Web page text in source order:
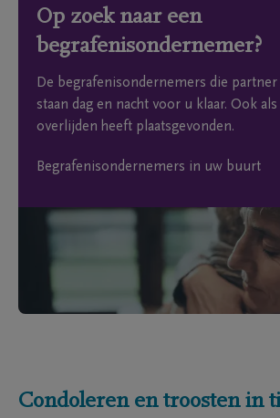
Op zoek naar een
begrafenisondernemer?
De begrafenisondernemers die
staan dag en nacht voor u klaar. Ook
overlijden heeft plaatsgevonden.
Begrafenisondernemers in uw buurt
Condoleren en troosten in